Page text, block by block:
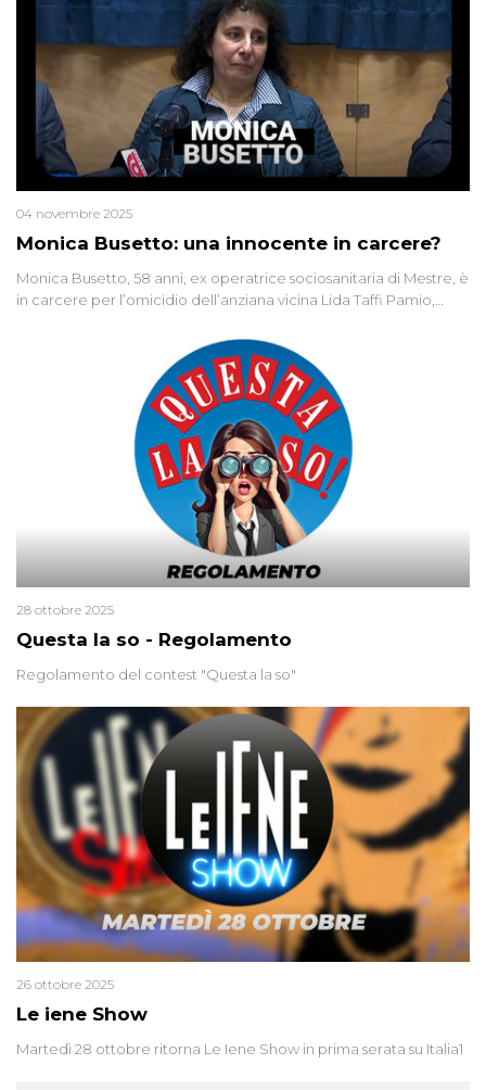
Monica Busetto: una innocente in carcere?
04 novembre 2025
Monica Busetto, 58 anni, ex operatrice sociosanitaria di Mestre, è
in carcere per l’omicidio dell’anziana vicina Lida Taffi Pamio,
minuscola su una collanina, Monica si proclama innocente. Nel
2015 un’altra donna confessa lo stesso delitto, poi ritratta. Due
colpevoli per un solo omicidio: errore giudiziario o giustizia
Questa la so - Regolamento
28 ottobre 2025
Regolamento del contest "Questa la so"
Le iene Show
26 ottobre 2025
Martedì 28 ottobre ritorna Le Iene Show in prima serata su Italia1